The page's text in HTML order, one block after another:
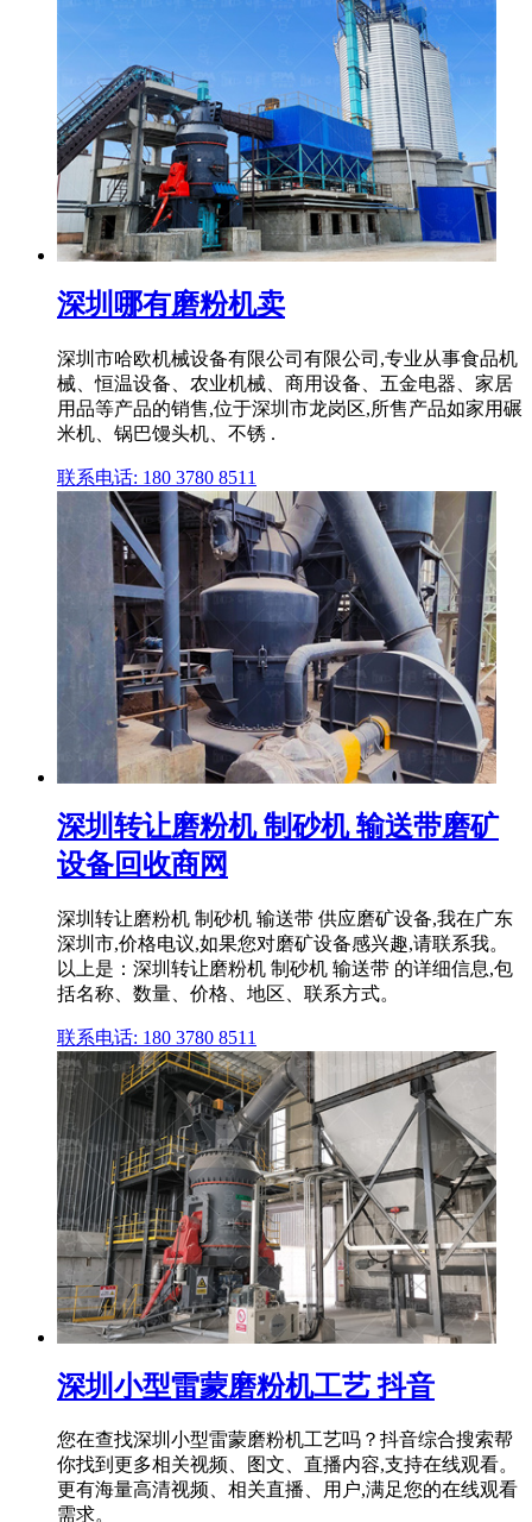
深圳哪有磨粉机卖
深圳市哈欧机械设备有限公司有限公司,专业从事食品机
械、恒温设备、农业机械、商用设备、五金电器、家居
用品等产品的销售,位于深圳市龙岗区,所售产品如家用碾
米机、锅巴馒头机、不锈 .
联系电话: 180 3780 8511
深圳转让磨粉机 制砂机 输送带磨矿
设备回收商网
深圳转让磨粉机 制砂机 输送带 供应磨矿设备,我在广东
深圳市,价格电议,如果您对磨矿设备感兴趣,请联系我。
以上是：深圳转让磨粉机 制砂机 输送带 的详细信息,包
括名称、数量、价格、地区、联系方式。
联系电话: 180 3780 8511
深圳小型雷蒙磨粉机工艺 抖音
您在查找深圳小型雷蒙磨粉机工艺吗？抖音综合搜索帮
你找到更多相关视频、图文、直播内容,支持在线观看。
更有海量高清视频、相关直播、用户,满足您的在线观看
需求。